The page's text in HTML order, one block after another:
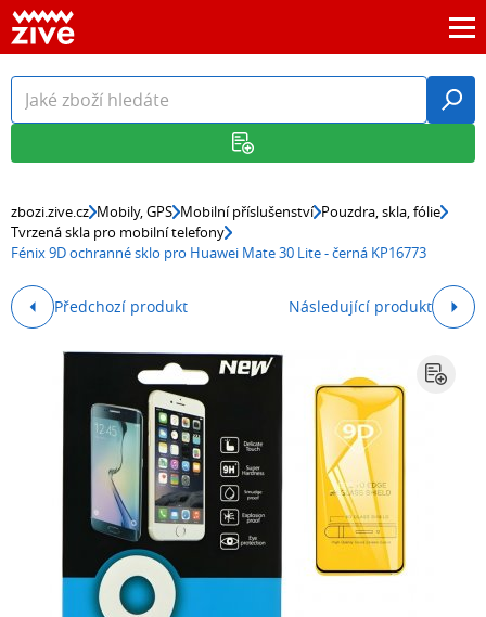
zbozi.zive.cz Mobily, GPS Mobilní příslušenství Pouzdra, skla, fólie
Tvrzená skla pro mobilní telefony
Fénix 9D ochranné sklo pro Huawei Mate 30 Lite - černá KP16773
Předchozí produkt Následující produkt